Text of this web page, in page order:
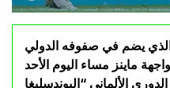
يضم في صفوفه الدولي
ماينز مساء اليوم الأحد